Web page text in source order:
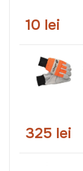
10 lei
325 lei